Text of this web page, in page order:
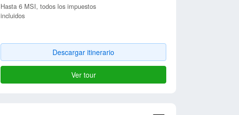
Hasta 6 MSI, todos los impuestos
incluidos
Descargar itinerario
Ver tour